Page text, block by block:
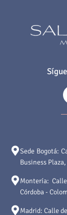
Sede Bogotá:
Business
Montería:
Córdoba -
Madrid: Calle